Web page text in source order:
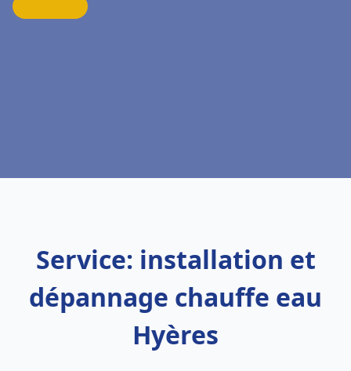
Service: installation et
dépannage chauffe eau
Hyères